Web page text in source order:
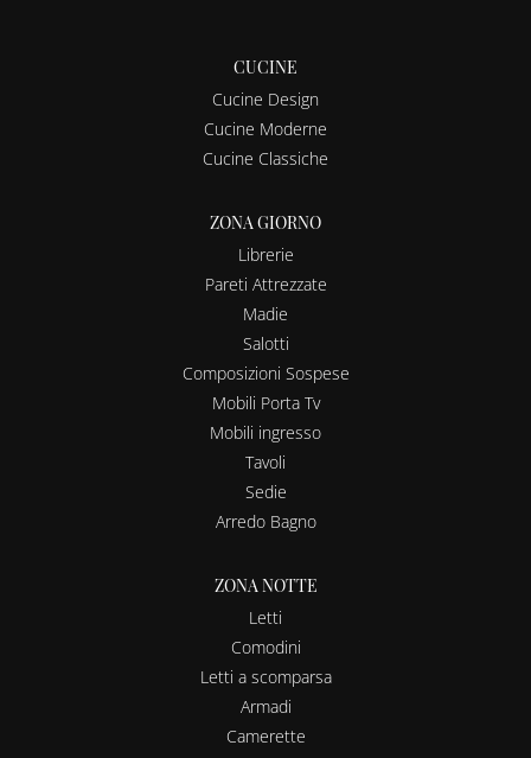
CUCINE
Cucine Design
Cucine Moderne
Cucine Classiche
ZONA GIORNO
Librerie
Pareti Attrezzate
Madie
Salotti
Composizioni Sospese
Mobili Porta Tv
Mobili ingresso
Tavoli
Sedie
Arredo Bagno
ZONA NOTTE
Letti
Comodini
Letti a scomparsa
Armadi
Camerette